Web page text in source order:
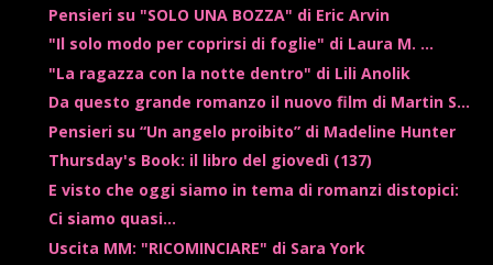
Pensieri su "SOLO UNA BOZZA" di Eric Arvin
"Il solo modo per coprirsi di foglie" di Laura M. ...
"La ragazza con la notte dentro" di Lili Anolik
Da questo grande romanzo il nuovo film di Martin S...
Pensieri su “Un angelo proibito” di Madeline Hunter
Thursday's Book: il libro del giovedì (137)
E visto che oggi siamo in tema di romanzi distopici:
Ci siamo quasi...
Uscita MM: "RICOMINCIARE" di Sara York